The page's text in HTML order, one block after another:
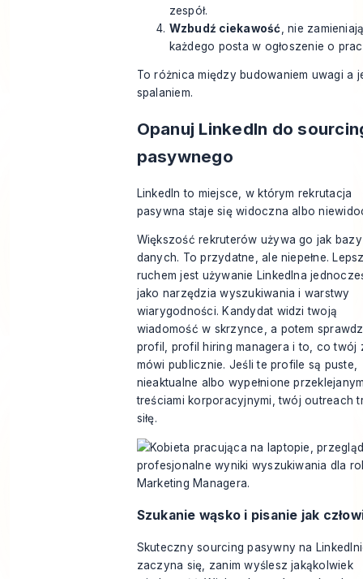
zespół.
Wzbudź ciekawość , nie
każdego posta w ogłoszenie o
To różnica między budowaniem uwagi a
spalaniem.
Opanuj LinkedIn do
pasywnego
LinkedIn to miejsce, w którym rekrutacja
pasywna staje się widoczna albo
Większość rekruterów używa go jak bazy
danych. To przydatne, ale niepełne.
ruchem jest używanie LinkedIna
jako narzędzia wyszukiwania i warstwy
wiarygodności. Kandydat widzi twoją
wiadomość w skrzynce, a potem
profil, profil hiring managera i to, co twój
mówi publicznie. Jeśli te profile są puste,
nieaktualne albo wypełnione
treściami korporacyjnymi, twój outreach
siłę.
Szukanie wąsko i pisanie jak
Skuteczny sourcing pasywny na
zaczyna się, zanim wyślesz jakąkolwiek